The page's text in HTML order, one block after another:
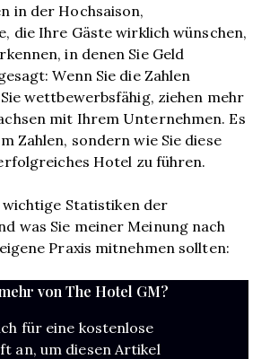
in der Hochsaison,
die Ihre Gäste wirklich wünschen,
in denen Sie Geld
Wenn Sie die Zahlen
wettbewerbsfähig, ziehen mehr
mit Ihrem Unternehmen. Es
Zahlen, sondern wie Sie diese
Hotel zu führen.
Statistiken der
was Sie meiner Meinung nach
Praxis mitnehmen sollten:
von The Hotel GM?
für eine kostenlose
an, um diesen Artikel